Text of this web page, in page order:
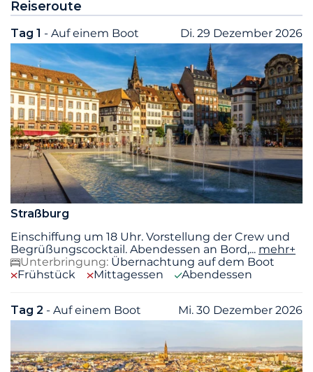
Reiseroute
Tag 1 - Auf einem Boot Di. 29 Dezember 2026
Straßburg
Einschiffung um 18 Uhr. Vorstellung der Crew und
Begrüßungscocktail. Abendessen an Bord,... mehr+
Unterbringung: Übernachtung auf dem Boot
Frühstück
Mittagessen Abendessen
Tag 2 - Auf einem Boot Mi. 30 Dezember 2026